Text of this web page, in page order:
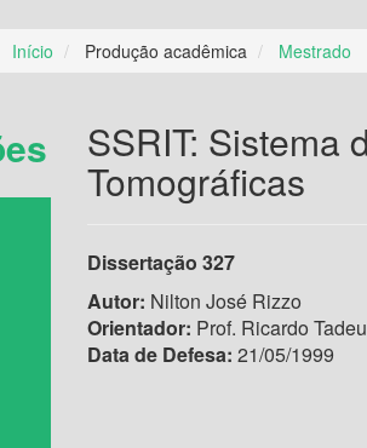
Início Produção acadêmica Mestrado
SSRIT: Sistema
Tomográficas
Dissertação 327
Autor: Nilton José Rizzo
Orientador: Prof. Ricardo
Data de Defesa: 21/05/1999